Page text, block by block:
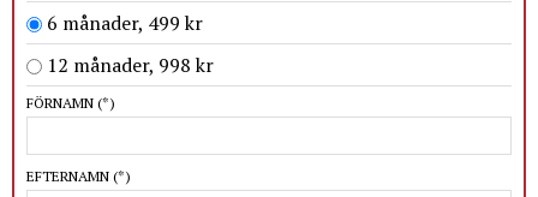
6 månader, 499 kr
12 månader, 998 kr
FÖRNAMN (*)
EFTERNAMN (*)